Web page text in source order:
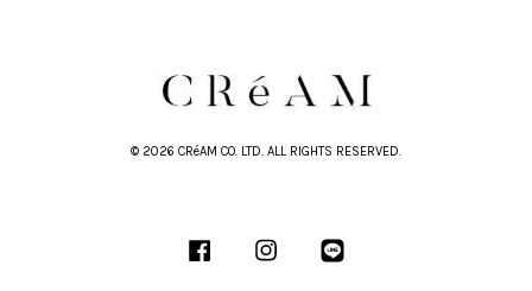
© 2026 CRéAM CO. LTD. ALL RIGHTS RESERVED.
Facebook Instagram